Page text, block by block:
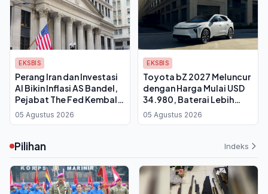
EKSBIS
Perang Iran dan Investasi
AI Bikin Inflasi AS Bandel,
Pejabat The Fed Kembali
Desak Suku Bunga Naik
05 Agustus 2026
EKSBIS
Toyota bZ 2027 Meluncur
dengan Harga Mulai USD
34.980, Baterai Lebih
Besar dan Port NACS
Bawa Jangkauan 314 Mil
05 Agustus 2026
Pilihan Indeks